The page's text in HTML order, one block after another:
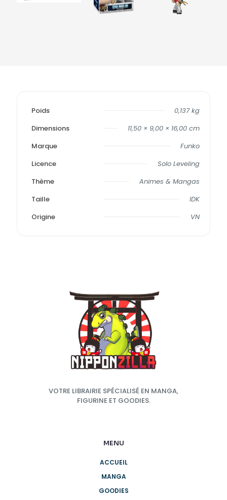
Poids
0,137 kg
Dimensions
11,50 × 9,00 × 16,00 cm
Marque
Funko
Licence
Solo Leveling
Thème
Animes & Mangas
Taille
IDK
Origine
VN
VOTRE LIBRAIRIE SPÉCIALISÉ EN MANGA,
FIGURINE ET GOODIES.
MENU
ACCUEIL
MANGA
GOODIES